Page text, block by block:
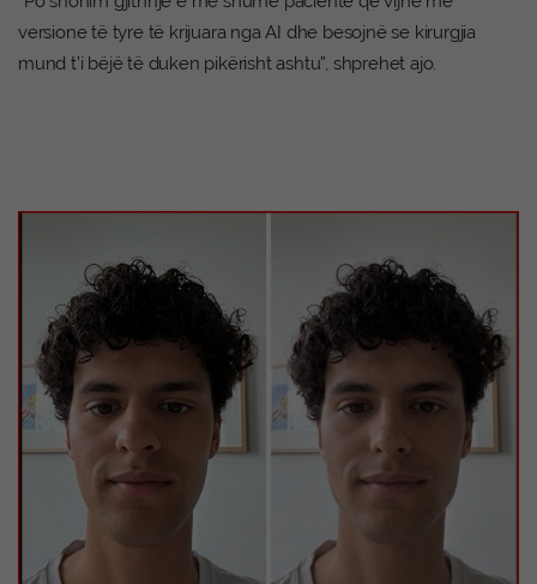
versione të tyre të krijuara nga AI dhe besojnë se kirurgjia
mund t’i bëjë të duken pikërisht ashtu”, shprehet ajo.